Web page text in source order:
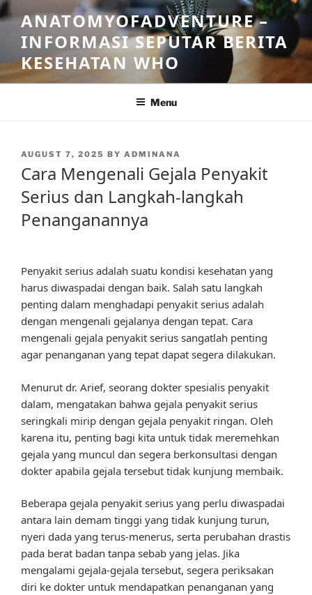
Skip
to
content
ANATOMYOFADVENTURE –
INFORMASI SEPUTAR BERITA
KESEHATAN WHO
Menu
POSTED
AUGUST 7, 2025 BY ADMINANA
Cara Mengenali Gejala Penyakit
Serius dan Langkah-langkah
Penanganannya
Penyakit serius adalah suatu kondisi kesehatan yang
harus diwaspadai dengan baik. Salah satu langkah
penting dalam menghadapi penyakit serius adalah
dengan mengenali gejalanya dengan tepat. Cara
mengenali gejala penyakit serius sangatlah penting
agar penanganan yang tepat dapat segera dilakukan.
Menurut dr. Arief, seorang dokter spesialis penyakit
dalam, mengatakan bahwa gejala penyakit serius
seringkali mirip dengan gejala penyakit ringan. Oleh
karena itu, penting bagi kita untuk tidak meremehkan
gejala yang muncul dan segera berkonsultasi dengan
dokter apabila gejala tersebut tidak kunjung membaik.
Beberapa gejala penyakit serius yang perlu diwaspadai
antara lain demam tinggi yang tidak kunjung turun,
nyeri dada yang terus-menerus, serta perubahan drastis
pada berat badan tanpa sebab yang jelas. Jika
mengalami gejala-gejala tersebut, segera periksakan
diri ke dokter untuk mendapatkan penanganan yang